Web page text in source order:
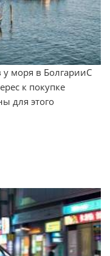
у моря в БолгарииС
к покупке
для этого